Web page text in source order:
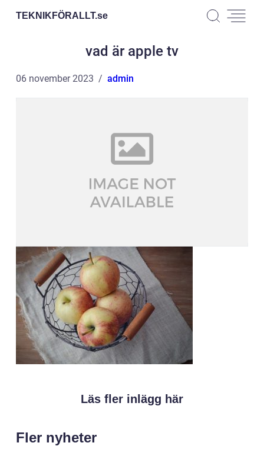
TEKNIKFÖRALLT.se
vad är apple tv
06 november 2023 admin
Läs fler inlägg här
Fler nyheter